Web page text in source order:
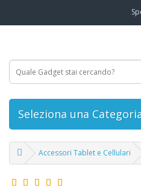
Seleziona una
Accessori Tablet e Cellulari